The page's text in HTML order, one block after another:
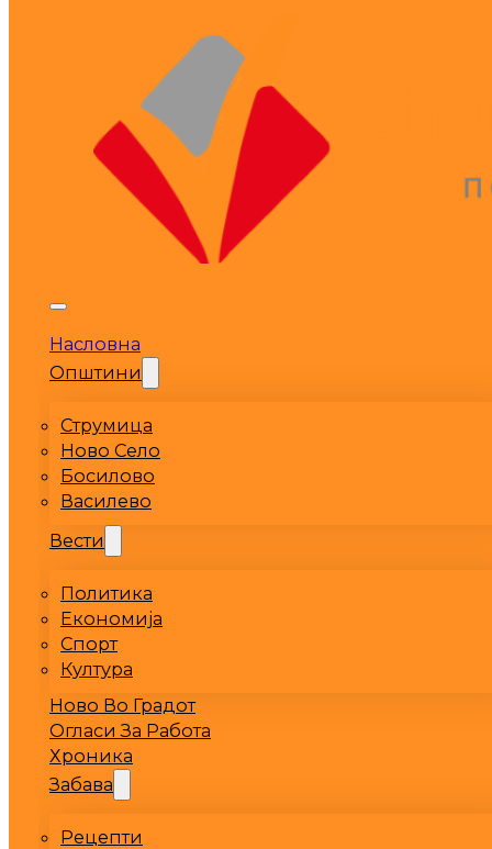
Насловна
Општини
Струмица
Ново Село
Босилово
Василево
Вести
Политика
Економија
Спорт
Култура
Ново Во Градот
Огласи За Работа
Хроника
Забава
Рецепти